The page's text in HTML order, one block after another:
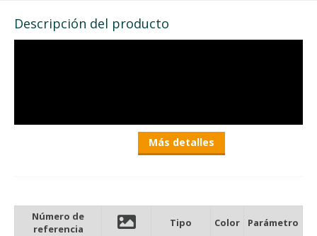
Descripción del producto
iBite UB Light Mini tip indicator
Más detalles
Número de
referencia
Tipo Color Parámetro